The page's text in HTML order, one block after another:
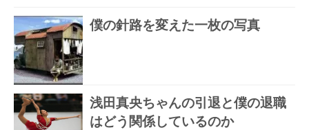
僕の針路を変えた一枚の写真
浅田真央ちゃんの引退と僕の退職
はどう関係しているのか